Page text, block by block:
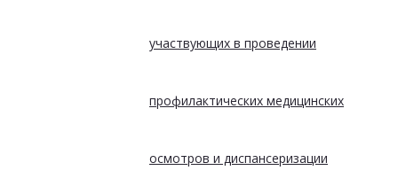
участвующих в проведении
профилактических медицинских
осмотров и диспансеризации